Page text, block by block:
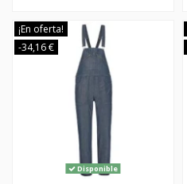
¡En oferta!
-34,16 €
Disponible